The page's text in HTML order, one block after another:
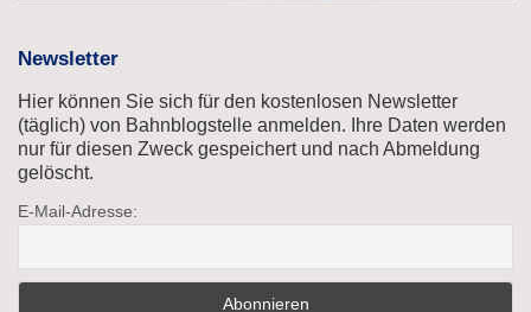
Newsletter
Hier können Sie sich für den kostenlosen Newsletter
(täglich) von Bahnblogstelle anmelden. Ihre Daten werden
nur für diesen Zweck gespeichert und nach Abmeldung
gelöscht.
E-Mail-Adresse: